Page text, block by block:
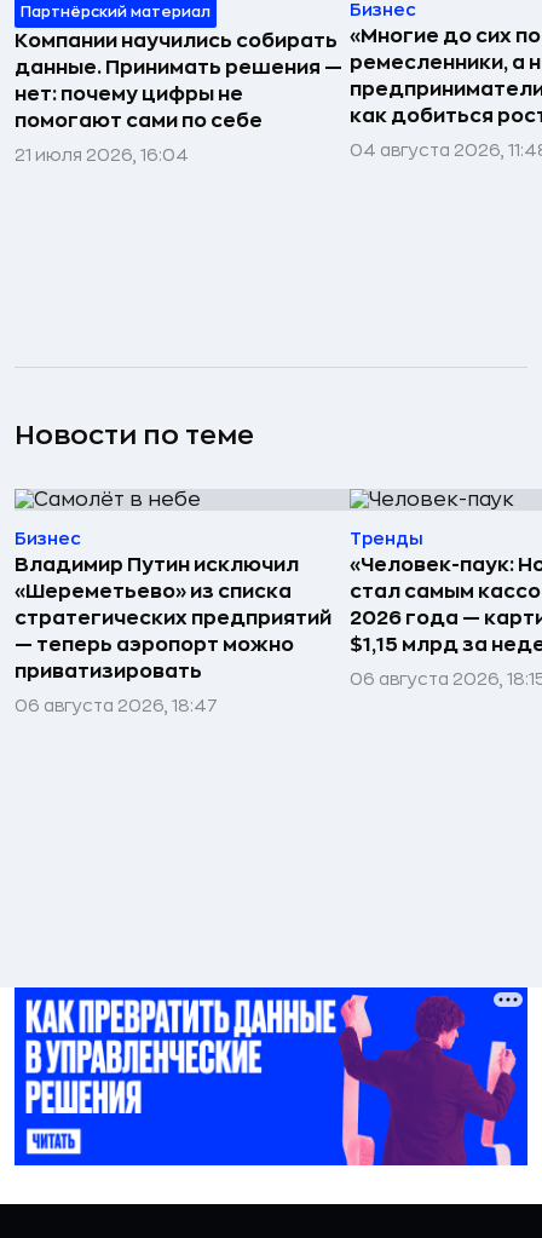
Партнёрский материал
Компании научились собирать
данные. Принимать решения —
нет: почему цифры не
помогают сами по себе
21 июля 2026, 16:04
Бизнес
«Многие до сих
ремесленники, а
как добиться
04 августа 2026,
Новости по теме
Бизнес
Владимир Путин исключил
«Шереметьево» из списка
стратегических предприятий
— теперь аэропорт можно
приватизировать
06 августа 2026, 18:47
Тренды
«Человек-паук:
стал самым
2026 года —
$1,15 млрд за
06 августа 2026,